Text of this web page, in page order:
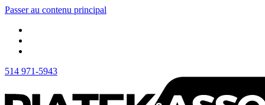
Passer au contenu principal
514 971-5943